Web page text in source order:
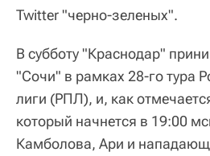
Twitter "черно-зеленых".
В субботу "Краснодар"
"Сочи" в рамках 28-го тура
лиги (РПЛ), и, как
который начнется в 19:00
Камболова, Ари и